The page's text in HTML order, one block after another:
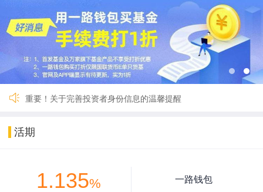
关于一路财富（深圳）基金销售有限公司完成公司名称及法定代
国寿安保鑫钱包货币A暂停交易
国联货币E 9月27日暂停服务
【重要】一路财富暂停服务3小时
2024年劳动节假期安排公告
2024年春节假期安排公告
【重要】关于暂停新用户注册的公告
重要！关于完善投资者身份信息的温馨提醒
国寿安保鑫钱包货币A暂停交易
国联货币E 9月27日暂停服务
2024年春节假期安排公告
【重要】关于暂停新用户注册的公告
活期
1.135% 一路钱包